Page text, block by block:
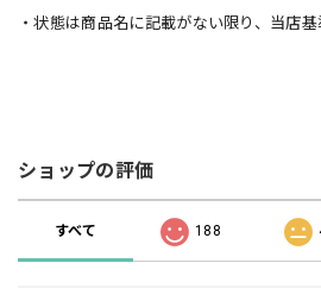
・状態は商品名に記載がない限り、当店基
ショップの評価
すべて 188